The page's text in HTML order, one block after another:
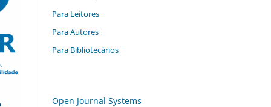
Para Leitores
Para Autores
Para Bibliotecários
Open Journal Systems